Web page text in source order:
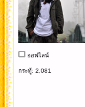
ออฟไลน์
กระทู้: 2,081